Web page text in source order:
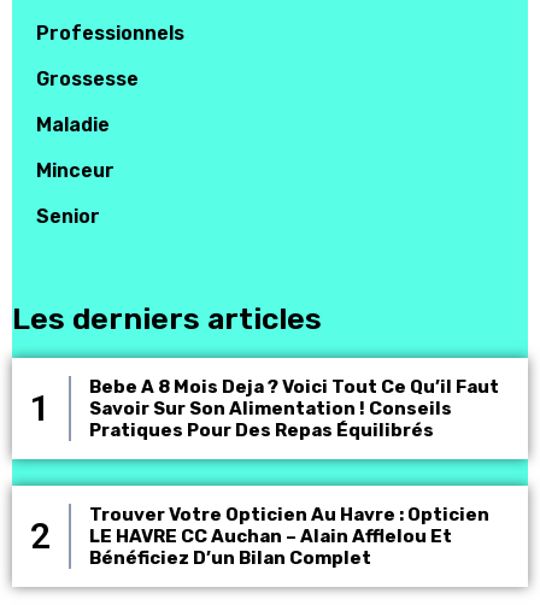
Professionnels
Grossesse
Maladie
Minceur
Senior
Les derniers articles
Bebe A 8 Mois Deja ? Voici Tout Ce Qu’il Faut
Savoir Sur Son Alimentation ! Conseils
Pratiques Pour Des Repas Équilibrés
Trouver Votre Opticien Au Havre : Opticien
LE HAVRE CC Auchan – Alain Afflelou Et
Bénéficiez D’un Bilan Complet